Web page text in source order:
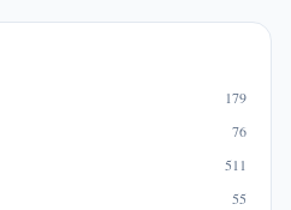
179
76
511
55